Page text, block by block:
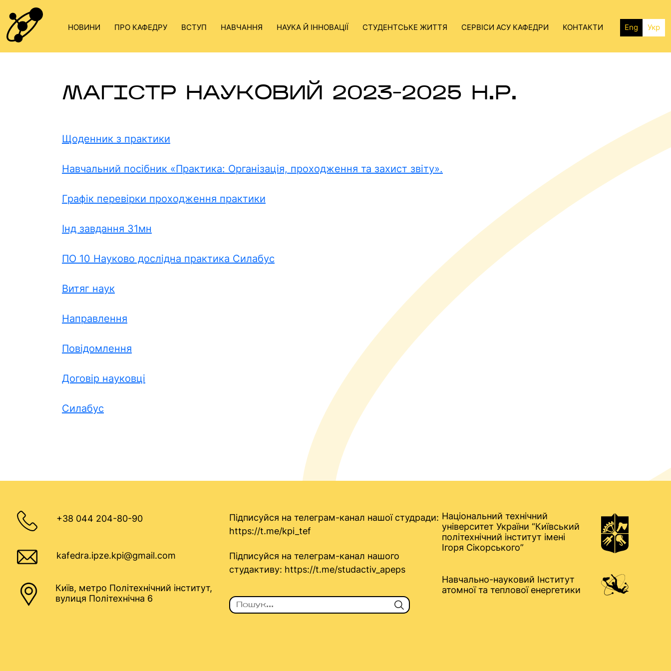
content
НОВИНИ ПРО КАФЕДРУ ВСТУП НАВЧАННЯ НАУКА Й ІННОВАЦІЇ СТУДЕНТСЬКЕ ЖИТТЯ СЕРВІСИ АСУ КАФЕДРИ КОНТАКТИ Eng Укр
МАГІСТР НАУКОВИЙ 2023-2025 Н.Р.
Щоденник з практики
Навчальний посібник «Практика: Організація, проходження та захист звіту».
Графік перевірки проходження практики
Інд завдання 31мн
ПО 10 Науково дослідна практика Силабус
Витяг наук
Направлення
Повідомлення
Договір науковці
Силабус
+38 044 204-80-90
kafedra.ipze.kpi@gmail.com
Київ, метро Політехнічний інститут,
вулиця Політехнічна 6
Підписуйся на телеграм-канал нашої студради:
https://t.me/kpi_tef
Підписуйся на телеграм-канал нашого
студактиву: https://t.me/studactiv_apeps
Національний технічний
університет України “Київський
політехнічний інститут імені
Ігоря Сікорського”
Навчально-науковий Інститут
атомної та теплової енергетики